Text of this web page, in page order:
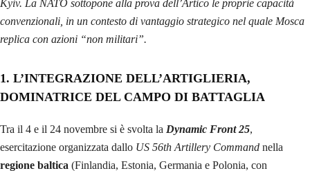
Kyiv. La NATO sottopone alla prova dell’Artico le proprie capacità
convenzionali, in un contesto di vantaggio strategico nel quale Mosca
replica con azioni “non militari”.
1. L’INTEGRAZIONE DELL’ARTIGLIERIA,
DOMINATRICE DEL CAMPO DI BATTAGLIA
Tra il 4 e il 24 novembre si è svolta la Dynamic Front 25,
esercitazione organizzata dallo US 56th Artillery Command nella
regione baltica (Finlandia, Estonia, Germania e Polonia, con